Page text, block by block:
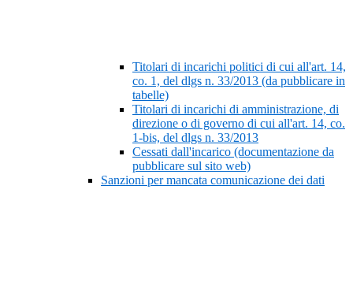
Titolari di incarichi politici di cui all'art. 14,
co. 1, del dlgs n. 33/2013 (da pubblicare in
tabelle)
Titolari di incarichi di amministrazione, di
direzione o di governo di cui all'art. 14, co.
1-bis, del dlgs n. 33/2013
Cessati dall'incarico (documentazione da
pubblicare sul sito web)
Sanzioni per mancata comunicazione dei dati